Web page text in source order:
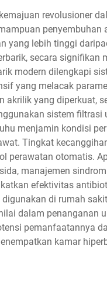
revolusioner
yang lebih tinggi
secara
modern dilengkapi
yang melacak
akrilik yang diperkuat,
sistem
menjamin kondisi
Tingkat
perawatan otomatis.
manajemen
efektivitas
di rumah
dalam penanganan
pemanfaatannya
kamar